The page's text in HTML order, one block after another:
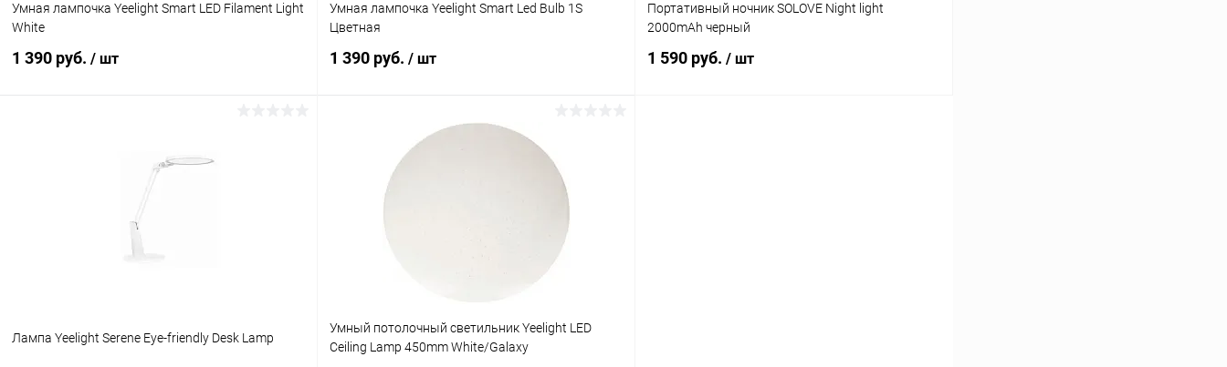
Умная лампочка Yeelight Smart LED Filament Light
White
1 390 руб. / шт
Умная лампочка Yeelight Smart Led Bulb 1S
Цветная
1 390 руб. / шт
В корзину
К сравнению
Портативный ночник SOLOVE Night light
2000mAh черный
1 590 руб. / шт
Лампа Yeelight Serene Eye-friendly Desk Lamp
Умный потолочный светильник Yeelight LED
Ceiling Lamp 450mm White/Galaxy